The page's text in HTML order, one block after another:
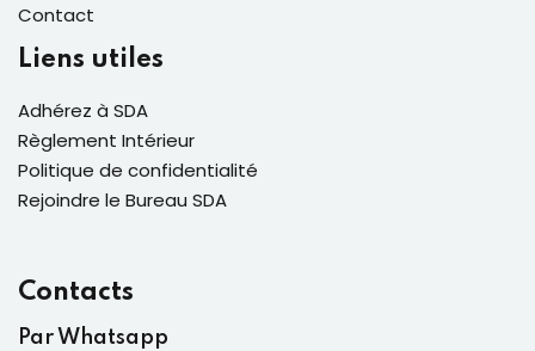
Contact
Liens utiles
Adhérez à SDA
Règlement Intérieur
Politique de confidentialité
Rejoindre le Bureau SDA
Contacts
Par Whatsapp